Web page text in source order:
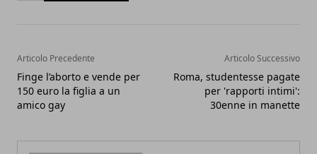
Articolo Precedente
Finge l’aborto e vende per
150 euro la figlia a un
amico gay
Articolo Successivo
Roma, studentesse pagate
per 'rapporti intimi':
30enne in manette